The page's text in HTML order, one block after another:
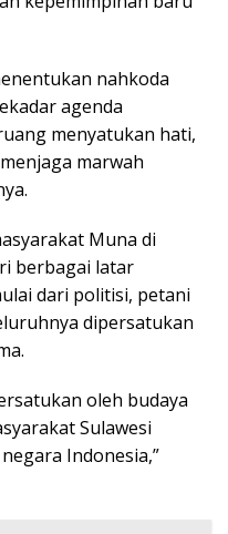
nahkoda
agenda
menyatukan hati,
marwah
Muna di
berbagai latar
dari politisi, petani
dipersatukan
oleh budaya
Sulawesi
Indonesia,”